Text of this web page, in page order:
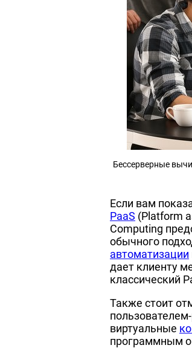
Бессерверные
Если вам
PaaS (Platform
Computing
обычного
автоматизации
дает клиенту
классический
Также стоит
виртуальные
программным